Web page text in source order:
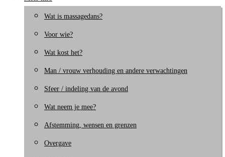
Wat is massagedans?
Voor wie?
Wat kost het?
Man / vrouw verhouding en andere verwachtingen
Sfeer / indeling van de avond
Wat neem je mee?
Afstemming, wensen en grenzen
Overgave